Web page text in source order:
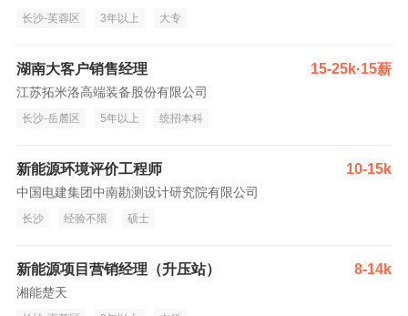
长沙-芙蓉区 3年以上 大专
湖南大客户销售经理 15-25k·15薪
江苏拓米洛高端装备股份有限公司
长沙-岳麓区 5年以上 统招本科
新能源环境评价工程师 10-15k
中国电建集团中南勘测设计研究院有限公司
长沙 经验不限 硕士
新能源项目营销经理（升压站） 8-14k
湘能楚天